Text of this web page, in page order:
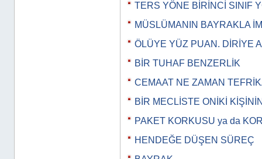
TERS YÖNE BİRİNCİ SINIF
MÜSLÜMANIN BAYRAKLA
ÖLÜYE YÜZ PUAN. DİRİYE
BİR TUHAF BENZERLİK
CEMAAT NE ZAMAN
BİR MECLİSTE ONİKİ
PAKET KORKUSU ya da
HENDEĞE DÜŞEN SÜREÇ